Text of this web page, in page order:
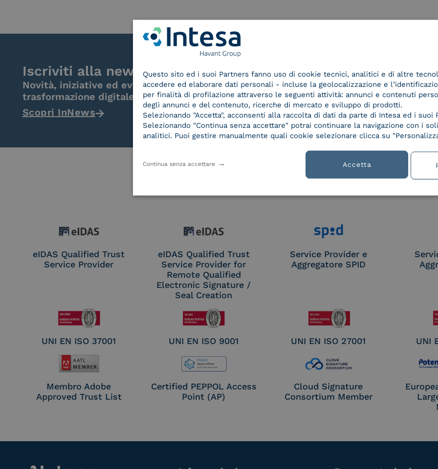
Iscriviti alla newsletter
Novità, iniziative ed eventi dal mondo della
trasformazione digitale.
Scopri InNews
Le nostre certificazioni
eIDAS Qualified Trust
Service Provider
eIDAS Qualified Trust
Service Provider for
Remote Qualified
Electronic Signature /
Seal Creation
Service Provider e
Aggregatore SPID
UNI EN ISO 37001 UNI EN ISO 9001 UNI EN ISO 27001 UNI
Membro Adobe
Approved Trust List
Certified PEPPOL Access
Point (AP)
Cloud Signature
Consortium Member
Questo sito ed i suoi Partners fanno uso di cookie tecnici, analitici e di altre
accedere ed elaborare dati personali - incluse la geolocalizzazione e
per finalità di profilazione attraverso le seguenti attività: annunci e contenuti
degli annunci e del contenuto, ricerche di mercato e sviluppo di prodotti.
Selezionando "Accetta", acconsenti alla raccolta di dati da parte di Intesa ed i suoi
Selezionando "Continua senza accettare" potrai continuare la navigazione con i
analitici. Puoi gestire manualmente quali cookie selezionare clicca su
Accetta
Continua senza accettare